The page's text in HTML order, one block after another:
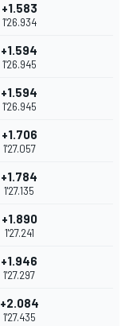
+1.583
1'26.934
+1.594
1'26.945
+1.594
1'26.945
+1.706
1'27.057
+1.784
1'27.135
+1.890
1'27.241
+1.946
1'27.297
+2.084
1'27.435